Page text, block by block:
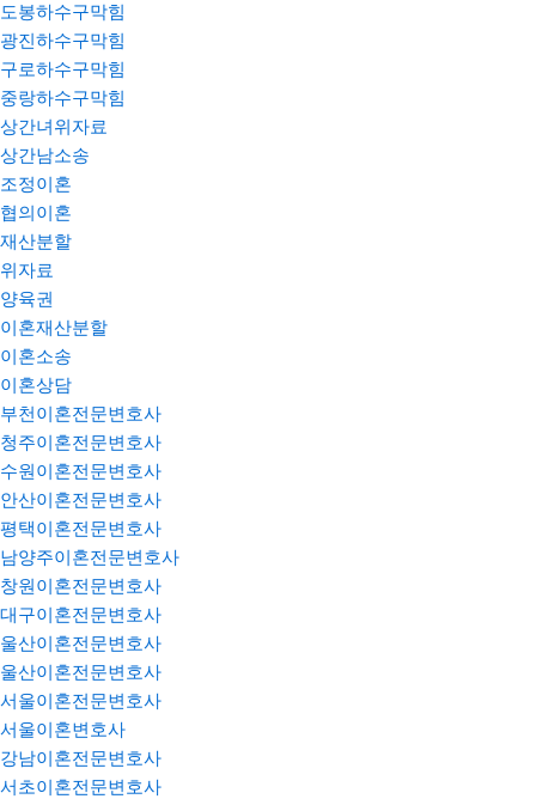
도봉하수구막힘
광진하수구막힘
구로하수구막힘
중랑하수구막힘
상간녀위자료
상간남소송
조정이혼
협의이혼
재산분할
위자료
양육권
이혼재산분할
이혼소송
이혼상담
부천이혼전문변호사
청주이혼전문변호사
수원이혼전문변호사
안산이혼전문변호사
평택이혼전문변호사
남양주이혼전문변호사
창원이혼전문변호사
대구이혼전문변호사
울산이혼전문변호사
울산이혼전문변호사
서울이혼전문변호사
서울이혼변호사
강남이혼전문변호사
서초이혼전문변호사